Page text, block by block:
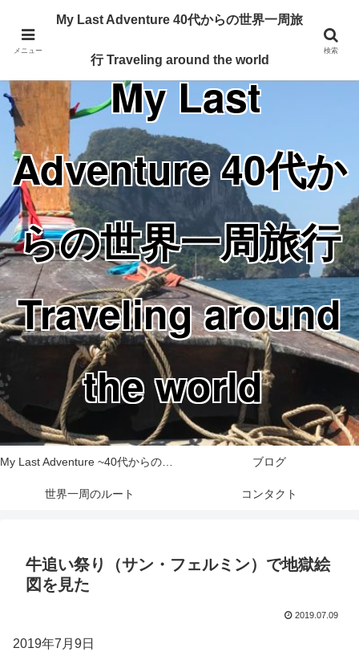
Traveling around the world from my 40's
My Last
Adventure 40代か
らの世界一周旅行
Traveling around
the world
My Last Adventure ~40代からの世界一周旅行記~ ブログ
世界一周のルート コンタクト
牛追い祭り（サン・フェルミン）で地獄絵
図を見た
2019.07.09
2019年7月9日
メニュー
My Last Adventure 40代からの世界一周旅
行 Traveling around the world
検索